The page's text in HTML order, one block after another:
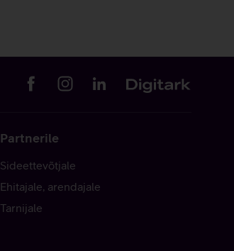
Partnerile
Sideettevõtjale
Ehitajale, arendajale
Tarnijale